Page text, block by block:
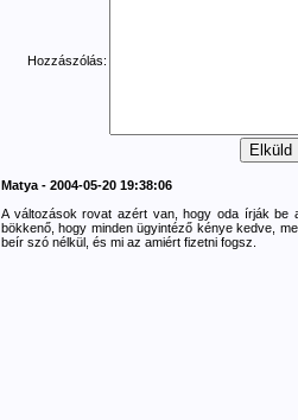
Hozzászólás:
Matya - 2004-05-20 19:38:06
A változások rovat azért van, hogy oda írják be
bökkenő, hogy minden ügyintéző kénye kedve,
beír szó nélkül, és mi az amiért fizetni fogsz.